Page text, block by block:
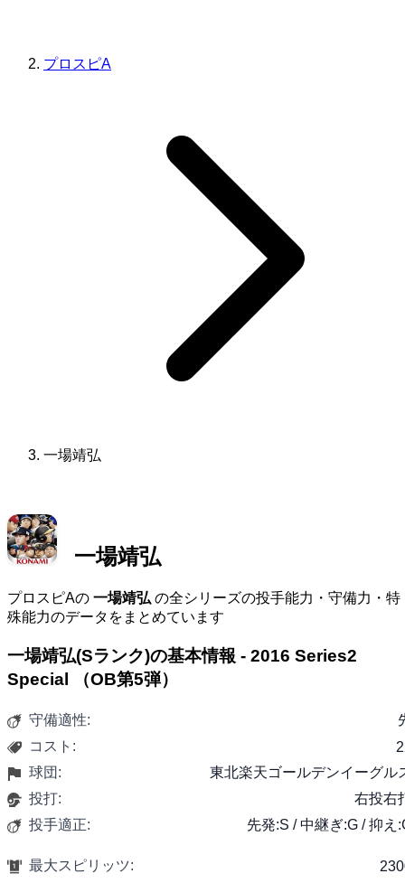
プロスピA
一場靖弘
一場靖弘
プロスピAの 一場靖弘 の全シリーズの投手能力・守備力・特
殊能力のデータをまとめています
一場靖弘(Sランク)の基本情報 - 2016 Series2
Special （OB第5弾）
守備適性:
コスト:
球団:
東北楽天ゴールデンイーグル
投打:
右投右
投手適正:
先発:S / 中継ぎ:G / 抑え
最大スピリッツ: